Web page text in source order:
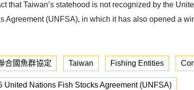
that Taiwan’s statehood is not recognized by the
Agreement (UNFSA), in which it has also opened a
合國魚群協定 Taiwan Fishing Entities
United Nations Fish Stocks Agreement (UNFSA)